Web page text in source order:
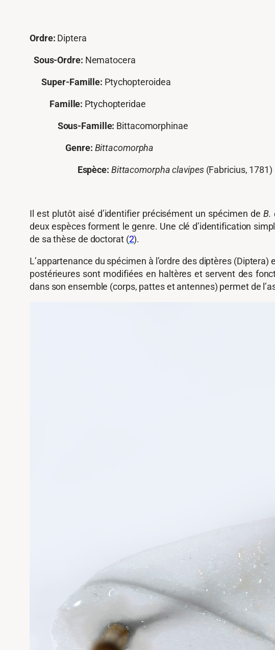
Ordre: Diptera
Sous-Ordre: Nematocera
Super-Famille: Ptychopteroidea
Famille: Ptychopteridae
Sous-Famille: Bittacomorphinae
Genre: Bittacomorpha
Espèce: Bittacomorpha clavipes(Fabricius, 1781)
Il est plutôt aisé d’identifier précisément un spécimen de B.
deux espèces forment le genre. Une clé d’identification
de sa thèse de doctorat (2).
L’appartenance du spécimen à l’ordre des diptères
postérieures sont modifiées en haltères et servent des
dans son ensemble (corps, pattes et antennes) permet de